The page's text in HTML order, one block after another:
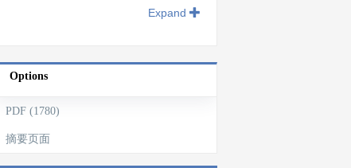
Expand
Options
PDF (1780)
摘要页面